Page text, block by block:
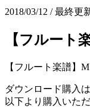
2018/03/12 / 最終更
【フルート
【フルート楽譜】
ダウンロード購入
以下より購入いただ